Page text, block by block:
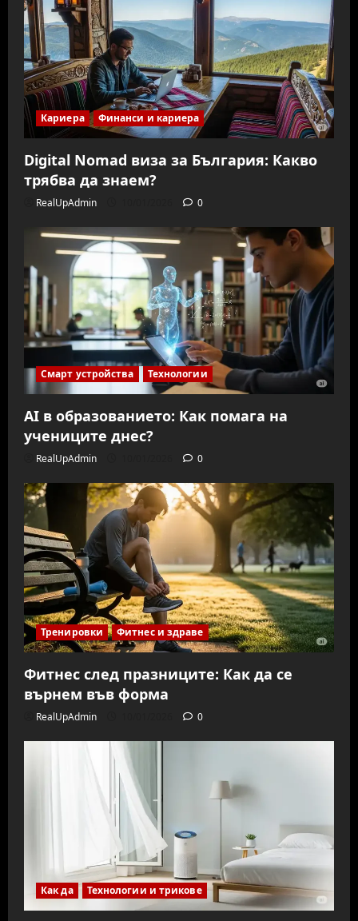
Кариера Финанси и кариера
Digital Nomad виза за България: Какво
трябва да знаем?
RealUpAdmin 0
Смарт устройства Технологии
AI в образованието: Как помага на
учениците днес?
RealUpAdmin 0
Тренировки Фитнес и здраве
Фитнес след празниците: Как да се
върнем във форма
RealUpAdmin 0
Как да Технологии и трикове